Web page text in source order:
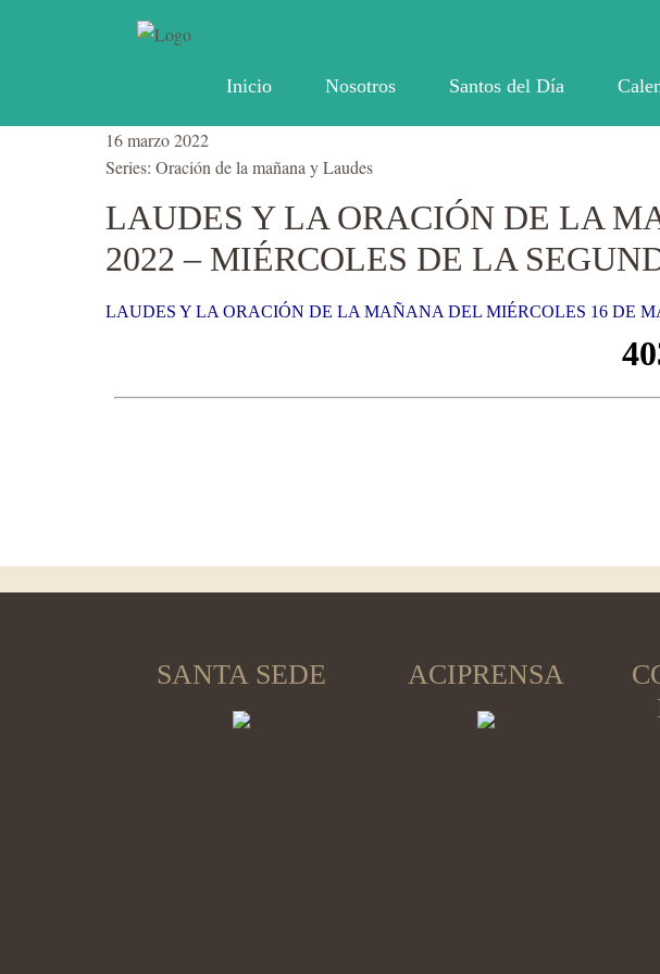
Inicio Nosotros Santos del Día
16 marzo 2022
Series: Oración de la mañana y Laudes
LAUDES Y LA ORACIÓN DE LA
2022 – MIÉRCOLES DE LA
LAUDES Y LA ORACIÓN DE LA MAÑANA DEL MIÉRCOLES 16 DE
SANTA SEDE ACIPRENSA